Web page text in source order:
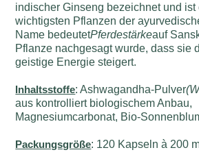
indischer Ginseng bezeichnet und ist
wichtigsten Pflanzen der
Name bedeutetPferdestärkeauf
Pflanze nachgesagt wurde, dass sie
geistige Energie steigert.
Inhaltsstoffe: Ashwagandha-Pulver
aus kontrolliert biologischem Anbau,
Magnesiumcarbonat, Bio-
Packungsgröße: 120 Kapseln à 200